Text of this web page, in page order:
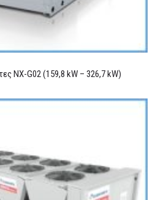
NX-G02 (159,8 kW – 326,7 kW)